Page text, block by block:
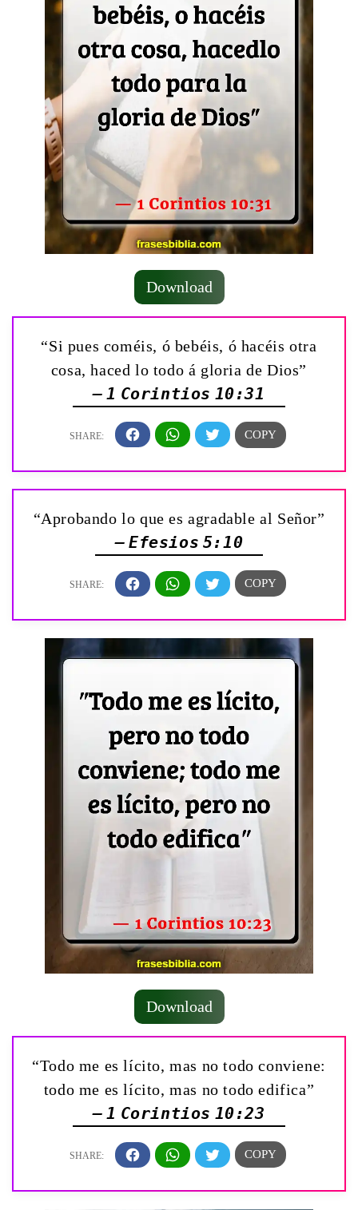
Download
“Si pues coméis, ó bebéis, ó hacéis otra
cosa, haced lo todo á gloria de Dios”
— 1 Corintios 10:31
“Aprobando lo que es agradable al Señor”
— Efesios 5:10
Download
“Todo me es lícito, mas no todo conviene:
todo me es lícito, mas no todo edifica”
— 1 Corintios 10:23